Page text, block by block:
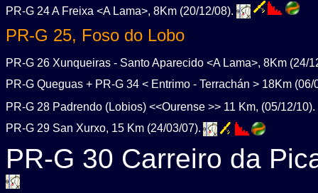
PR-G 24 A Freixa <A Lama>, 8Km (20/12/08).
PR-G 25, Foso do Lobo
PR-G 26 Xunqueiras - Santo Aparecido <A Lama>, 8Km (24/
PR-G Queguas + PR-G 34 < Entrimo - Terrachán > 18Km
PR-G 28 Padrendo (Lobios) <<Ourense >> 11 Km, (05/12/10).
PR-G 29 San Xurxo, 15 Km (24/03/07).
PR-G 30 Carreiro da